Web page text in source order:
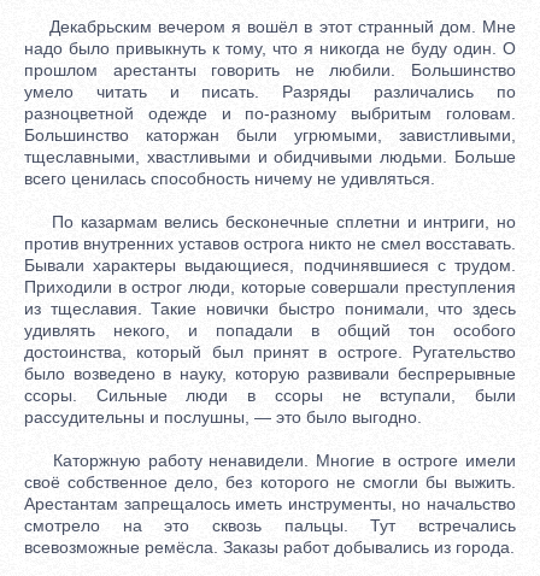
Декабрьским вечером я вошёл в этот странный дом. Мне
надо было привыкнуть к тому, что я никогда не буду один. О
прошлом арестанты говорить не любили. Большинство
умело читать и писать. Разряды различались по
разноцветной одежде и по-разному выбритым головам.
Большинство каторжан были угрюмыми, завистливыми,
тщеславными, хвастливыми и обидчивыми людьми. Больше
всего ценилась способность ничему не удивляться.
По казармам велись бесконечные сплетни и интриги, но
против внутренних уставов острога никто не смел восставать.
Бывали характеры выдающиеся, подчинявшиеся с трудом.
Приходили в острог люди, которые совершали преступления
из тщеславия. Такие новички быстро понимали, что здесь
удивлять некого, и попадали в общий тон особого
достоинства, который был принят в остроге. Ругательство
было возведено в науку, которую развивали беспрерывные
ссоры. Сильные люди в ссоры не вступали, были
рассудительны и послушны, — это было выгодно.
Каторжную работу ненавидели. Многие в остроге имели
своё собственное дело, без которого не смогли бы выжить.
Арестантам запрещалось иметь инструменты, но начальство
смотрело на это сквозь пальцы. Тут встречались
всевозможные ремёсла. Заказы работ добывались из города.